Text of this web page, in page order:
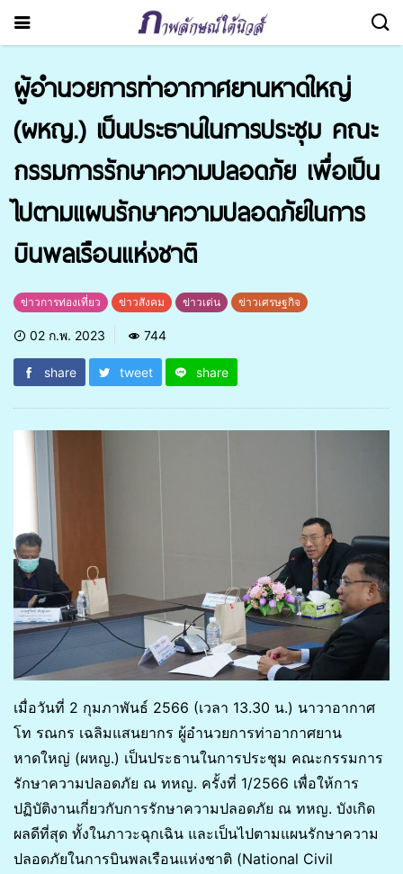
ผู้อำนวยการท่าอากาศยานหาดใหญ่
(ผหญ.) เป็นประธานในการประชุม คณะ
กรรมการรักษาความปลอดภัย เพื่อเป็น
ไปตามแผนรักษาความปลอดภัยในการ
บินพลเรือนแห่งชาติ
ข่าวการท่องเที่ยว ข่าวสังคม ข่าวเด่น ข่าวเศรษฐกิจ
02 ก.พ. 2023 744
share tweet share
เมื่อวันที่ 2 กุมภาพันธ์ 2566 (เวลา 13.30 น.) นาวาอากาศ
โท รณกร เฉลิมแสนยากร ผู้อำนวยการท่าอากาศยาน
หาดใหญ่ (ผหญ.) เป็นประธานในการประชุม คณะกรรมการ
รักษาความปลอดภัย ณ ทหญ. ครั้งที่ 1/2566 เพื่อให้การ
ปฏิบัติงานเกี่ยวกับการรักษาความปลอดภัย ณ ทหญ. บังเกิด
ผลดีที่สุด ทั้งในภาวะฉุกเฉิน และเป็นไปตามแผนรักษาความ
ปลอดภัยในการบินพลเรือนแห่งชาติ (National Civil